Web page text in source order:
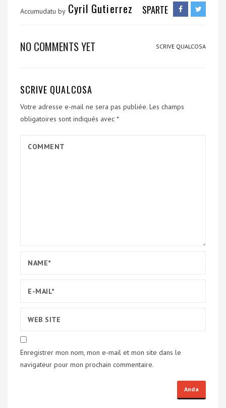
Accumudatu by Cyril Gutierrez SPARTE
NO COMMENTS YET SCRIVE QUALCOSA
SCRIVE QUALCOSA
Votre adresse e-mail ne sera pas publiée. Les champs
obligatoires sont indiqués avec *
Enregistrer mon nom, mon e-mail et mon site dans le
navigateur pour mon prochain commentaire.